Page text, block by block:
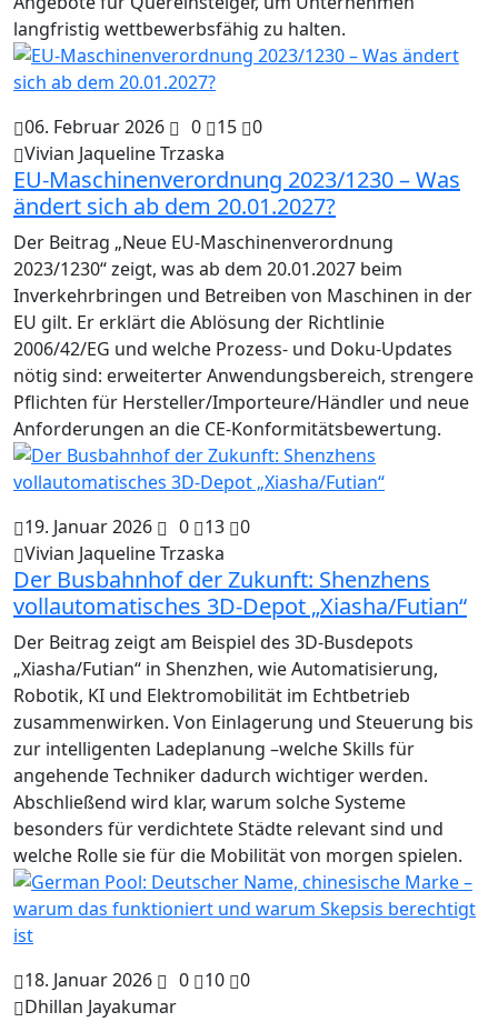
langfristig wettbewerbsfähig zu halten.
06. Februar 2026 0 15
0
Vivian Jaqueline Trzaska
EU-Maschinenverordnung 2023/1230 – Was
ändert sich ab dem 20.01.2027?
Der Beitrag „Neue EU-Maschinenverordnung
2023/1230“ zeigt, was ab dem 20.01.2027 beim
Inverkehrbringen und Betreiben von Maschinen in der
EU gilt. Er erklärt die Ablösung der Richtlinie
2006/42/EG und welche Prozess- und Doku-Updates
nötig sind: erweiterter Anwendungsbereich, strengere
Pflichten für Hersteller/Importeure/Händler und neue
Anforderungen an die CE-Konformitätsbewertung.
19. Januar 2026 0 13
0
Vivian Jaqueline Trzaska
Der Busbahnhof der Zukunft: Shenzhens
vollautomatisches 3D-Depot „Xiasha/Futian“
Der Beitrag zeigt am Beispiel des 3D-Busdepots
„Xiasha/Futian“ in Shenzhen, wie Automatisierung,
Robotik, KI und Elektromobilität im Echtbetrieb
zusammenwirken. Von Einlagerung und Steuerung bis
zur intelligenten Ladeplanung –welche Skills für
angehende Techniker dadurch wichtiger werden.
Abschließend wird klar, warum solche Systeme
besonders für verdichtete Städte relevant sind und
welche Rolle sie für die Mobilität von morgen spielen.
18. Januar 2026 0 10
0
Dhillan Jayakumar